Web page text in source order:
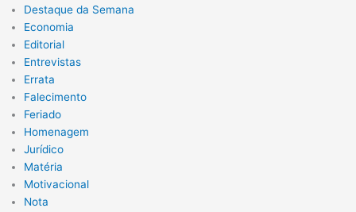
Destaque da Semana
Economia
Editorial
Entrevistas
Errata
Falecimento
Feriado
Homenagem
Jurídico
Matéria
Motivacional
Nota